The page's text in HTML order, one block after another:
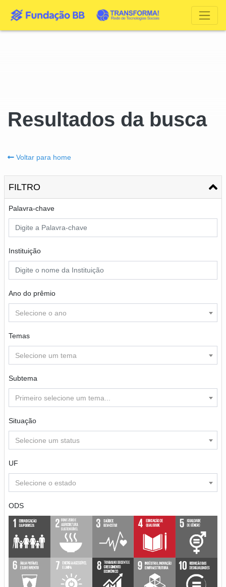
Resultados da busca
Voltar para home
FILTRO
Palavra-chave
Instituição
Ano do prêmio
Selecione o ano
Temas
Selecione um tema
Subtema
Primeiro selecione um tema...
Situação
Selecione um status
UF
Selecione o estado
ODS